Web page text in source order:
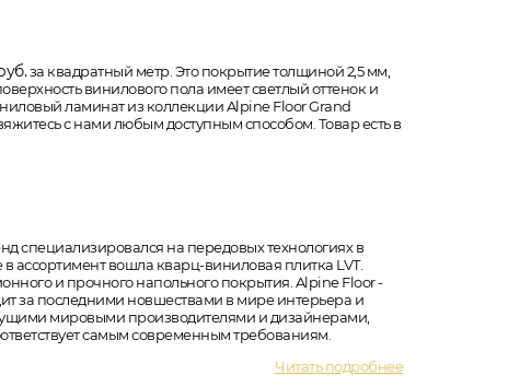
за квадратный метр. Это покрытие толщиной 2,5 мм,
винилового пола имеет светлый оттенок и
ламинат из коллекции Alpine Floor Grand
с нами любым доступным способом. Товар есть в
специализировался на передовых технологиях в
ассортимент вошла кварц-виниловая плитка LVT.
и прочного напольного покрытия. Alpine Floor -
за последними новшествами в мире интерьера и
мировыми производителями и дизайнерами,
самым современным требованиям.
Читать подробнее